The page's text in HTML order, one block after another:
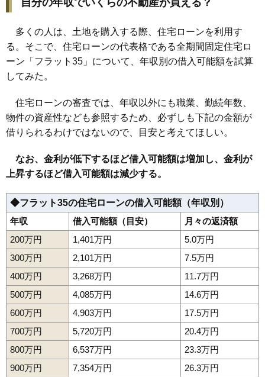
自分の年収でいくらの不動産が買える？
多くの人は、土地を購入する際、住宅ローンを利用す
る。そこで、住宅ローンの代表格である全期間固定住宅ロ
ーン「フラット35」について、年収別の借入可能額を試算
してみた。
住宅ローンの審査では、年収以外にも職業、勤続年数、
物件の資産性なども参照するため、必ずしも下記の金額が
借りられるわけではないので、目安と考えてほしい。
なお、金利が低下するほど借入可能額は増加し、金利が
上昇するほど借入可能額は減少する。
◆フラット35の住宅ローンの借入可能額（年収別）
年収
借入可能額（目安）
月々の返済額
200万円
1,401万円
5.0万円
300万円
2,101万円
7.5万円
400万円
3,268万円
11.7万円
500万円
4,085万円
14.6万円
600万円
4,903万円
17.5万円
700万円
5,720万円
20.4万円
800万円
6,537万円
23.3万円
900万円
7,354万円
26.3万円